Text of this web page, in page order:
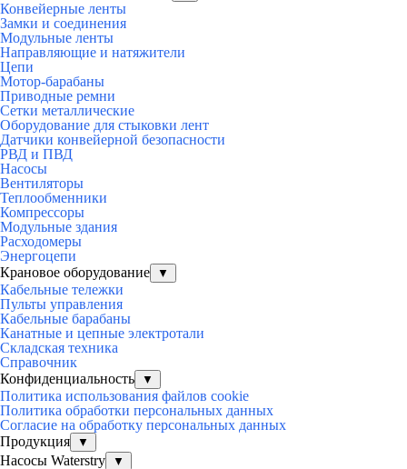
Конвейерные ленты
Замки и соединения
Модульные ленты
Направляющие и натяжители
Цепи
Мотор-барабаны
Приводные ремни
Сетки металлические
Оборудование для стыковки лент
Датчики конвейерной безопасности
РВД и ПВД
Насосы
Вентиляторы
Теплообменники
Компрессоры
Модульные здания
Расходомеры
Энергоцепи
Крановое оборудование
▼
Кабельные тележки
Пульты управления
Кабельные барабаны
Канатные и цепные электротали
Складская техника
Справочник
Конфиденциальность
▼
Политика использования файлов cookie
Политика обработки персональных данных
Согласие на обработку персональных данных
Продукция
▼
Насосы Waterstry ▼